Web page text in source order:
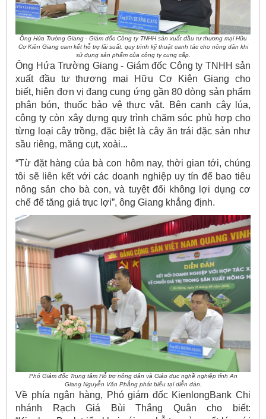
Ông Hứa Trường Giang - Giám đốc Công ty TNHH sản xuất đầu tư thương mại Hữu
Cơ Kiên Giang cam kết hỗ trợ lãi suất, quy trình kỹ thuật canh tác cho nông dân khi
sử dụng sản phẩm của công ty cung cấp.
Ông Hứa Trường Giang - Giám đốc Công ty TNHH sản
xuất đầu tư thương mại Hữu Cơ Kiên Giang cho
biết, hiện đơn vị đang cung ứng gần 80 dòng sản phẩm
phân bón, thuốc bảo vệ thực vật. Bên cạnh cây lúa,
công ty còn xây dựng quy trình chăm sóc phù hợp cho
từng loại cây trồng, đặc biệt là cây ăn trái đặc sản như
sầu riêng, măng cụt, xoài...
“Từ đặt hàng của bà con hôm nay, thời gian tới, chúng
tôi sẽ liên kết với các doanh nghiệp uy tín để bao tiêu
nông sản cho bà con, và tuyệt đối không lợi dụng cơ
chế để tăng giá trục lợi”, ông Giang khẳng định.
Phó Giám đốc Trung tâm Hỗ trợ nông dân và Giáo dục nghề nghiệp tỉnh An
Giang Nguyễn Văn Phẳng phát biểu tại diễn đàn.
Về phía ngân hàng, Phó giám đốc KienlongBank Chi
nhánh Rạch Giá Bùi Thắng Quân cho biết: